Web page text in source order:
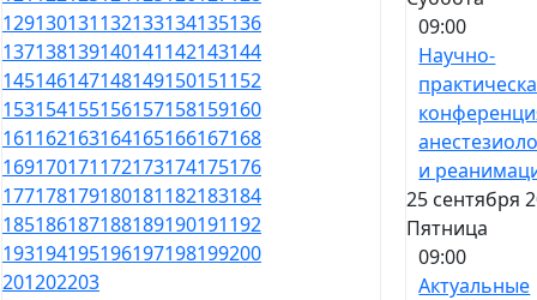
129130131132133134135136
137138139140141142143144
145146147148149150151152
153154155156157158159160
161162163164165166167168
169170171172173174175176
177178179180181182183184
185186187188189190191192
193194195196197198199200
201202203
09:00
Научно-
и
25 сентября
Пятница
09:00
Актуальные